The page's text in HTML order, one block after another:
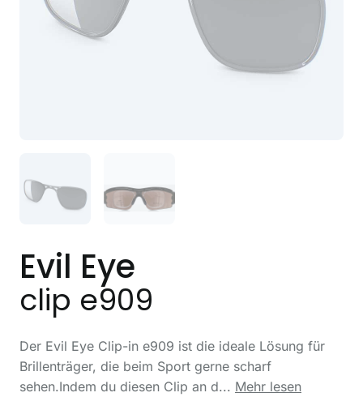
Evil Eye
clip e909
Der Evil Eye Clip-in e909 ist die ideale Lösung für
Brillenträger, die beim Sport gerne scharf
sehen.Indem du diesen Clip an d... Mehr lesen